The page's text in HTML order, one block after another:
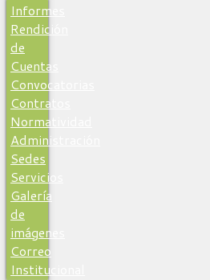
Informes
Rendición
de
Cuentas
Convocatorias
Contratos
Normatividad
Administración
Sedes
Servicios
Galería
de
imágenes
Correo
Institucional